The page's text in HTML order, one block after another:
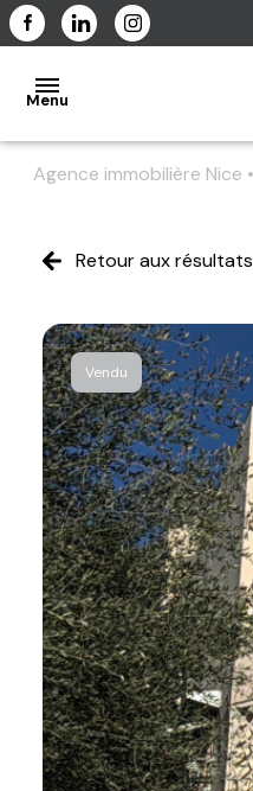
Menu
L'AGENCE
NOS
BIENS
VENDUS
ESTIMER
CONTACT
Agence immobilière Nice
Retour aux résultats
Vendu